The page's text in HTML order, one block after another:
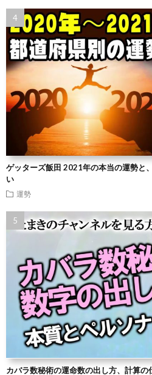
ゲッターズ飯田 2021年の本当の運勢と
い
運勢
カバラ数秘術の運命数の出し方、計算